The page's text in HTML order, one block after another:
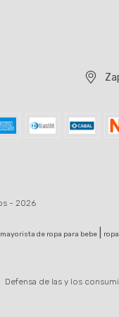
- 2026
mayorista de ropa para bebe|
Defensa de las y los